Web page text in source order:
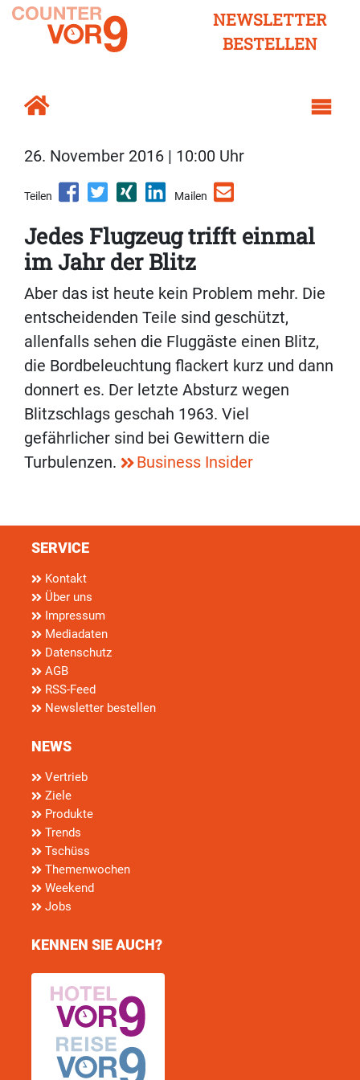
NEWSLETTER
BESTELLEN
26. November 2016 | 10:00 Uhr
Teilen Mailen
Jedes Flugzeug trifft einmal
im Jahr der Blitz
Aber das ist heute kein Problem mehr. Die
entscheidenden Teile sind geschützt,
allenfalls sehen die Fluggäste einen Blitz,
die Bordbeleuchtung flackert kurz und dann
donnert es. Der letzte Absturz wegen
Blitzschlags geschah 1963. Viel
gefährlicher sind bei Gewittern die
Turbulenzen.
Business Insider
SERVICE
Kontakt
Über uns
Impressum
Mediadaten
Datenschutz
AGB
RSS-Feed
Newsletter bestellen
NEWS
Vertrieb
Ziele
Produkte
Trends
Tschüss
Themenwochen
Weekend
Jobs
KENNEN SIE AUCH?